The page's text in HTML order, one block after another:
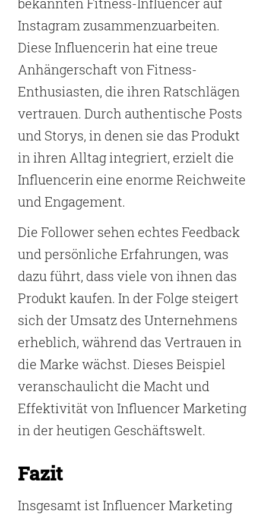
Instagram zusammenzuarbeiten.
Diese Influencerin hat eine treue
Anhängerschaft von Fitness-
Enthusiasten, die ihren Ratschlägen
vertrauen. Durch authentische Posts
und Storys, in denen sie das Produkt
in ihren Alltag integriert, erzielt die
Influencerin eine enorme Reichweite
und Engagement.
Die Follower sehen echtes Feedback
und persönliche Erfahrungen, was
dazu führt, dass viele von ihnen das
Produkt kaufen. In der Folge steigert
sich der Umsatz des Unternehmens
erheblich, während das Vertrauen in
die Marke wächst. Dieses Beispiel
veranschaulicht die Macht und
Effektivität von Influencer Marketing
in der heutigen Geschäftswelt.
Fazit
Insgesamt ist Influencer Marketing